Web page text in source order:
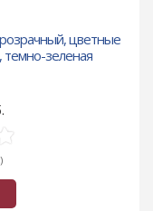
цветные
темно-зеленая